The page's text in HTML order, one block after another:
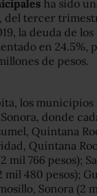
ha sido
del tercer
la deuda de
en 24.5%,
de pesos.
los
donde
Quintana
Quintana
mil 766 pesos);
mil 480 pesos);
Sonora (2